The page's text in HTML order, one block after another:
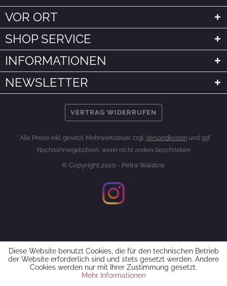
VOR ORT
SHOP SERVICE
INFORMATIONEN
NEWSLETTER
VERTRAG WIDERRUFEN
* Alle Preise inkl. gesetzl. Mehrwertsteuer zzgl. Versandkosten und ggf.
Nachnahmegebühren, wenn nicht anders beschrieben
© Copyright 2020 - Petra Waldow
Diese Website benutzt Cookies, die für den technischen Betrieb
der Website erforderlich sind und stets gesetzt werden. Andere
Cookies werden nur mit Ihrer Zustimmung gesetzt.
Mehr Informationen